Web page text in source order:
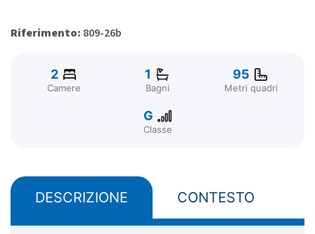
Riferimento: 809-26b
2
Camere
1
Bagni
95
Metri quadri
G
Classe
DESCRIZIONE CONTESTO